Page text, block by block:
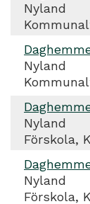
Nyland
Nyland
Nyland
Förskola,
Nyland
Förskola,